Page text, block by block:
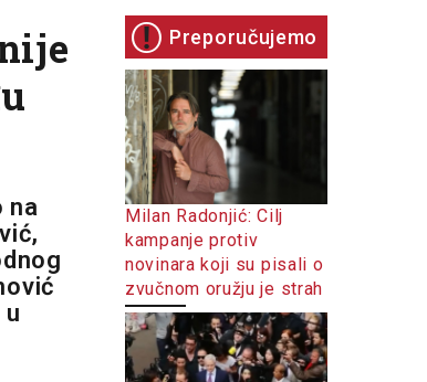
na
Preporučujemo
Milan Radonjić: Cilj
kampanje protiv
novinara koji su pisali o
zvučnom oružju je strah